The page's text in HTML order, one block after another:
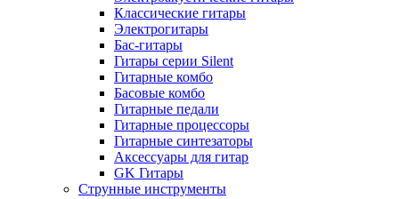
Классические гитары
Электрогитары
Бас-гитары
Гитары серии Silent
Гитарные комбо
Басовые комбо
Гитарные педали
Гитарные процессоры
Гитарные синтезаторы
Аксессуары для гитар
GK Гитары
Струнные инструменты